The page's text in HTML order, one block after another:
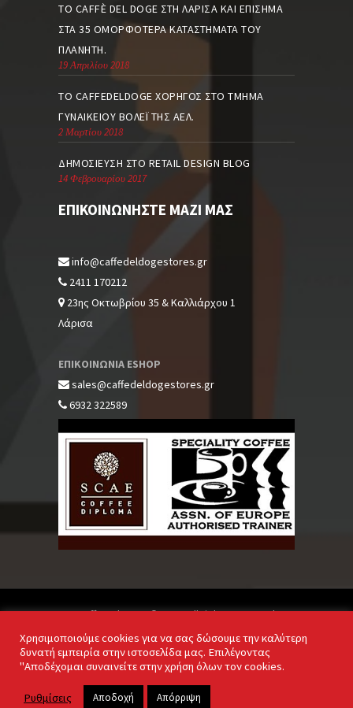
ΤΟ CAFFÈ DEL DOGE ΣΤΗ ΛΆΡΙΣΑ ΚΑΙ ΕΠΊΣΗΜΑ
ΣΤΑ 35 ΟΜΟΡΦΌΤΕΡΑ ΚΑΤΑΣΤΉΜΑΤΑ ΤΟΥ
ΠΛΑΝΉΤΗ.
19 Απριλίου 2018
TO CAFFEDELDOGE ΧΟΡΗΓΌΣ ΣΤΟ ΤΜΉΜΑ
ΓΥΝΑΙΚΕΊΟΥ ΒΌΛΕΪ ΤΗΣ ΑΕΛ.
2 Μαρτίου 2018
ΔΗΜΟΣΊΕΥΣΗ ΣΤΟ RETAIL DESIGN BLOG
14 Φεβρουαρίου 2017
ΕΠΙΚΟΙΝΩΝΉΣΤΕ ΜΑΖΊ ΜΑΣ
info@caffedeldogestores.gr
2411 170212
23ης Οκτωβρίου 35 & Καλλιάρχου 1
Λάρισα
ΕΠΙΚΟΙΝΩΝΙΑ ESHOP
sales@caffedeldogestores.gr
6932 322589
Caffe Del Doge © 2020. All rights reserved
Χρησιμοποιούμε cookies για να σας δώσουμε την καλύτερη
δυνατή εμπειρία στην ιστοσελίδα μας. Επιλέγοντας
"Αποδέχομαι συναινείτε στην χρήση όλων τον cookies.
Ρυθμίσεις Αποδοχή Απόρριψη